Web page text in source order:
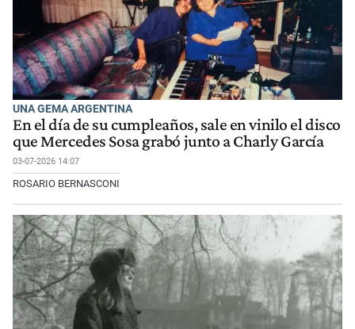
UNA GEMA ARGENTINA
En el día de su cumpleaños, sale en vinilo el disco
que Mercedes Sosa grabó junto a Charly García
03-07-2026 14:07
ROSARIO BERNASCONI